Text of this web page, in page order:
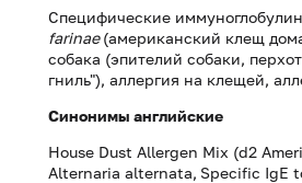
Специфические
farinae(американский клещ
собака (эпителий собаки,
гниль"), аллергия на клещей,
Синонимы английские
House Dust Allergen Mix (d2
Alternaria alternata, Specific IgE